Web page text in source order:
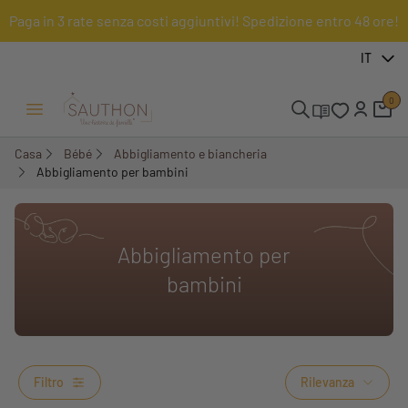
Paga in 3 rate senza costi aggiuntivi! Spedizione entro 48 ore!
IT
Menu Apri/Chiudi
0
Casa Bébé
Abbigliamento e biancheria
Abbigliamento per bambini
Abbigliamento per
bambini
Filtro Rilevanza